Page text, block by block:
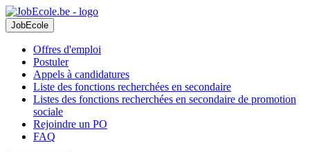
JobEcole
Offres d'emploi
Postuler
Appels à candidatures
Liste des fonctions recherchées en secondaire
Listes des fonctions recherchées en secondaire de promotion
sociale
Rejoindre un PO
FAQ